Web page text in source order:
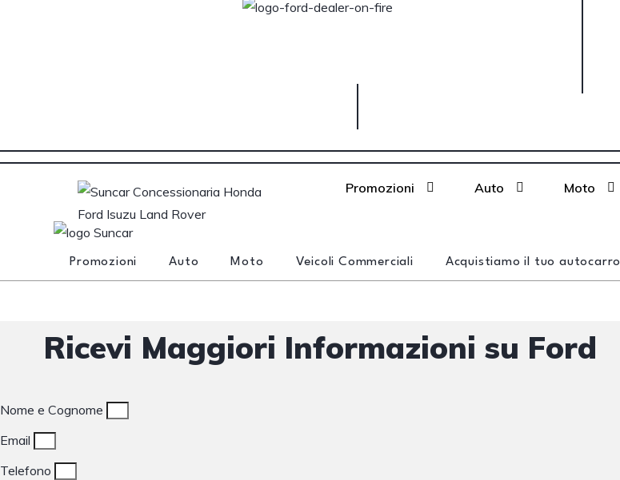
Promozioni Auto Moto
Promozioni Auto Moto Veicoli Commerciali Acquistiamo il tuo autocarro
Ricevi Maggiori Informazioni su Ford
Nome e Cognome
Email
Telefono